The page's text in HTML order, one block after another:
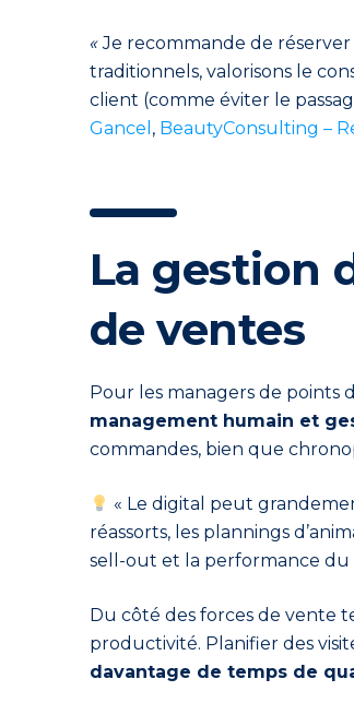
«Je recommande de réserver
traditionnels, valorisons le
client (comme éviter le
Gancel , BeautyConsulting –
La gestion
de ventes
Pour les managers de points
management humain et
commandes, bien que
« Le digital peut
réassorts, les plannings
sell -out et la performance du
Du côté des forces de vente
productivité. Planifier des
davantage de temps de